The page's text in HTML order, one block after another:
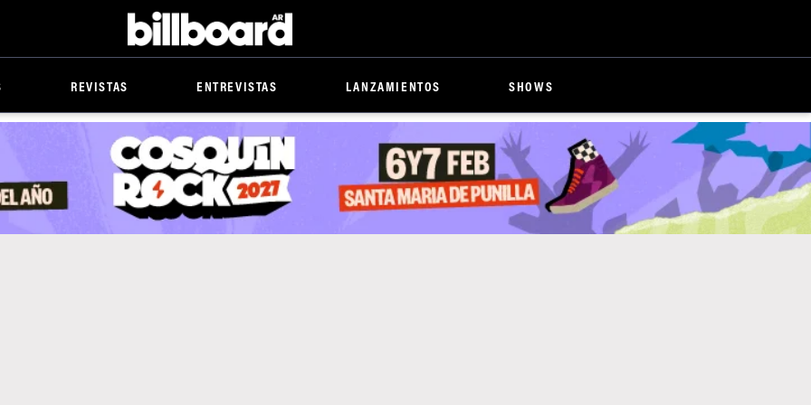
Billboard
REVISTAS ENTREVISTAS LANZAMIENTOS SHOWS